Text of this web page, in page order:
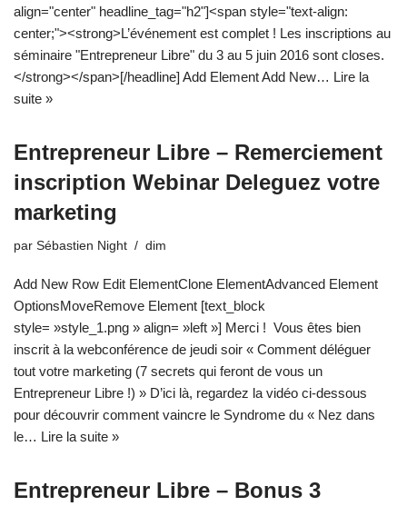
align="center" headline_tag="h2"]<span style="text-align:
center;"><strong>L’événement est complet ! Les inscriptions au
séminaire "Entrepreneur Libre" du 3 au 5 juin 2016 sont closes.
</strong></span>[/headline] Add Element Add New… Lire la
suite »
Entrepreneur Libre – Remerciement
inscription Webinar Deleguez votre
marketing
par Sébastien Night dim
Add New Row Edit ElementClone ElementAdvanced Element
OptionsMoveRemove Element [text_block
style= »style_1.png » align= »left »] Merci ! Vous êtes bien
inscrit à la webconférence de jeudi soir « Comment déléguer
tout votre marketing (7 secrets qui feront de vous un
Entrepreneur Libre !) » D’ici là, regardez la vidéo ci-dessous
pour découvrir comment vaincre le Syndrome du « Nez dans
le… Lire la suite »
Entrepreneur Libre – Bonus 3